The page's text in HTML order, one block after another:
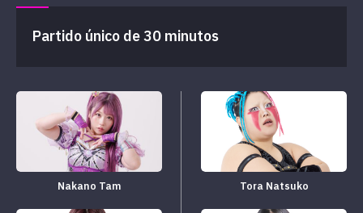
Partido único de 30 minutos
Nakano Tam Tora Natsuko